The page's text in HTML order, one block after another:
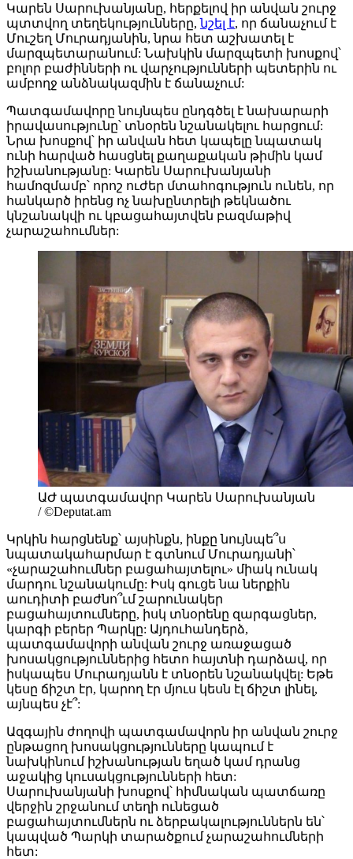
Կարեն Սարուխանյանը, հերքելով իր անվան շուրջ
պտտվող տեղեկությունները,նշել է, որ ճանաչում է
Մուշեղ Մուրադյանին, նրա հետ աշխատել է
մարզպետարանում: Նախկին մարզպետի խոսքով՝
բոլոր բաժինների ու վարչությունների պետերին ու
ամբողջ անձնակազմին է ճանաչում:
Պատգամավորը նույնպես ընդգծել է նախարարի
իրավասությունը՝ տնօրեն նշանակելու հարցում:
Նրա խոսքով՝ իր անվան հետ կապելը նպատակ
ունի հարված հասցնել քաղաքական թիմին կամ
իշխանությանը: Կարեն Սարուխանյանի
համոզմամբ՝ որոշ ուժեր մտահոգություն ունեն, որ
հանկարծ իրենց ոչ նախընտրելի թեկնածու
կնշանակվի ու կբացահայտվեն բազմաթիվ
չարաշահումներ:
ԱԺ պատգամավոր Կարեն Սարուխանյան
/ ©Deputat.am
Կրկին հարցնենք՝ այսինքն, ինքը նույնպե՞ս
նպատակահարմար է գտնում Մուրադյանի՝
«չարաշահումներ բացահայտելու» միակ ունակ
մարդու նշանակումը: Իսկ գուցե նա ներքին
աուդիտի բաժնո՞ւմ շարունակեր
բացահայտումները, իսկ տնօրենը զարգացներ,
կարգի բերեր Պարկը: Այդուհանդերձ,
պատգամավորի անվան շուրջ առաջացած
խոսակցություններից հետո հայտնի դարձավ, որ
իսկապես Մուրադյանն է տնօրեն նշանակվել: Եթե
կեսը ճիշտ էր, կարող էր մյուս կեսն էլ ճիշտ լինել,
այնպես չէ՞:
Ազգային ժողովի պատգամավորն իր անվան շուրջ
ընթացող խոսակցությունները կապում է
նախկինում իշխանության եղած կամ դրանց
աջակից կուսակցությունների հետ:
Սարուխանյանի խոսքով՝ հիմնական պատճառը
վերջին շրջանում տեղի ունեցած
բացահայտումներն ու ձերբակալություններն են՝
կապված Պարկի տարածքում չարաշահումների
հետ: